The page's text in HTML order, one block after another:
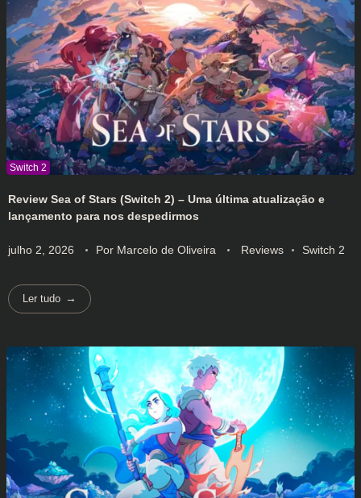
Review Sea of Stars (Switch 2) – Uma última atualização e
lançamento para nos despedirmos
julho 2, 2026 Por Marcelo de Oliveira Reviews Switch 2
Ler tudo